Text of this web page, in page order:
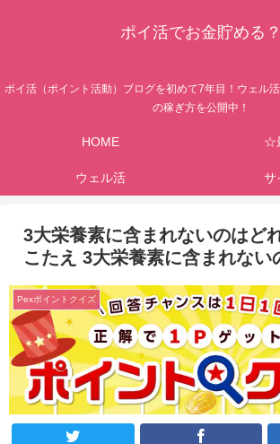
ポイ活でお金貯める？
ポイ活（ポイント活動）ブログを初めて7年目！ウェル
の稼ぎ方を公開中！
HOME ☆
ウェル活 サ
3大栄養素に含まれないのはど
こたえ 3大栄養素に含まれない
Pexポイントクイズ